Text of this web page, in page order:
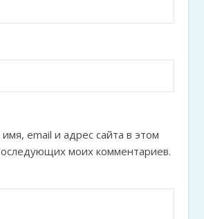
email и адрес сайта в этом
моих комментариев.